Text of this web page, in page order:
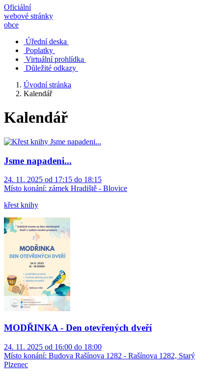
Oficiální
webové stránky
obce
Úřední deska
Poplatky
Virtuální prohlídka
Důležité odkazy
Úvodní stránka
Kalendář
Kalendář
Jsme napadeni...
24. 11. 2025 od 17:15 do 18:15
Místo konání: zámek Hradiště - Blovice
křest knihy
MODŘINKA - Den otevřených dveří
24. 11. 2025 od 16:00 do 18:00
Místo konání: Budova Rašínova 1282 - Rašínova 1282, Starý
Plzenec